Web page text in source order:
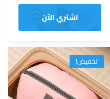
اشتري الآن
تخفيض!